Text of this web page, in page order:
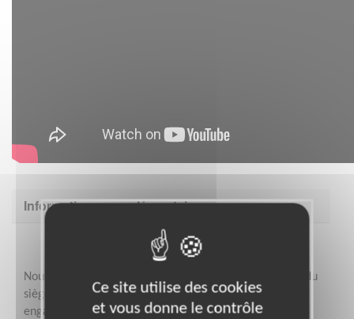
Informations complémentaires
Nous vous accompagnons, avec l'appui de nos équipes du
siège, dans votre intégration pour faciliter votre
engagement :
Ce site utilise des cookies
et vous donne le contrôle